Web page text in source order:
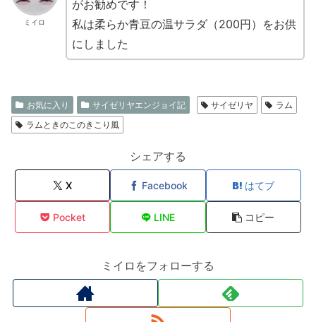
ミイロ
がお勧めです！
私は柔らか青豆の温サラダ（200円）をお供
にしました
お気に入り サイゼリヤエンジョイ記 サイゼリヤ
ラム
ラムときのこのきこり風
シェアする
X Facebook はてブ
Pocket LINE コピー
ミイロをフォローする